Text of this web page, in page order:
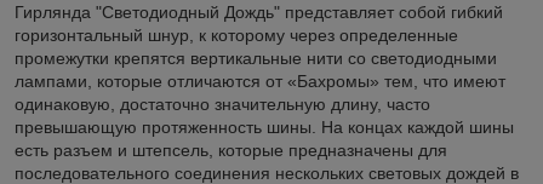
Гирлянда "Светодиодный Дождь" представляет собой гибкий
горизонтальный шнур, к которому через определенные
промежутки крепятся вертикальные нити со светодиодными
лампами, которые отличаются от «Бахромы» тем, что имеют
одинаковую, достаточно значительную длину, часто
превышающую протяженность шины. На концах каждой шины
есть разъем и штепсель, которые предназначены для
последовательного соединения нескольких световых дождей в